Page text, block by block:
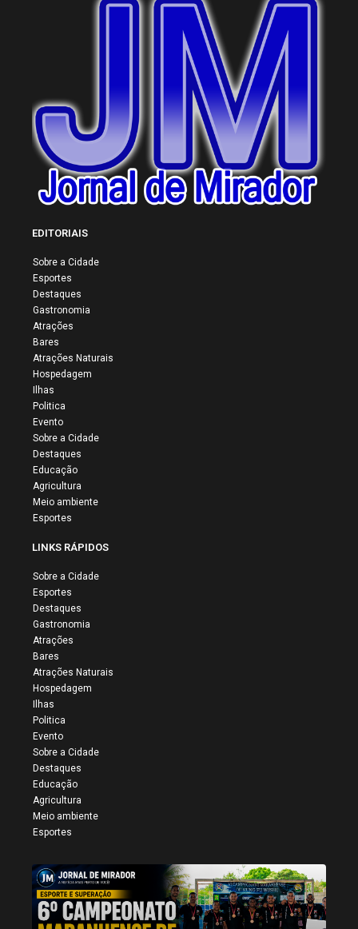
EDITORIAIS
Sobre a Cidade
Esportes
Destaques
Gastronomia
Atrações
Bares
Atrações Naturais
Hospedagem
Ilhas
Politica
Evento
Sobre a Cidade
Destaques
Educação
Agricultura
Meio ambiente
Esportes
LINKS RÁPIDOS
Sobre a Cidade
Esportes
Destaques
Gastronomia
Atrações
Bares
Atrações Naturais
Hospedagem
Ilhas
Politica
Evento
Sobre a Cidade
Destaques
Educação
Agricultura
Meio ambiente
Esportes